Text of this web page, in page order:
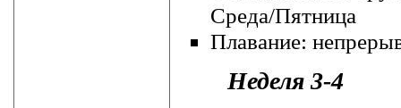
Среда/Пятница
Плавание:
Неделя 3-4